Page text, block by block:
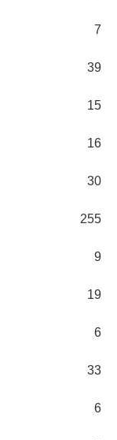
7
39
15
16
30
255
9
19
6
33
6